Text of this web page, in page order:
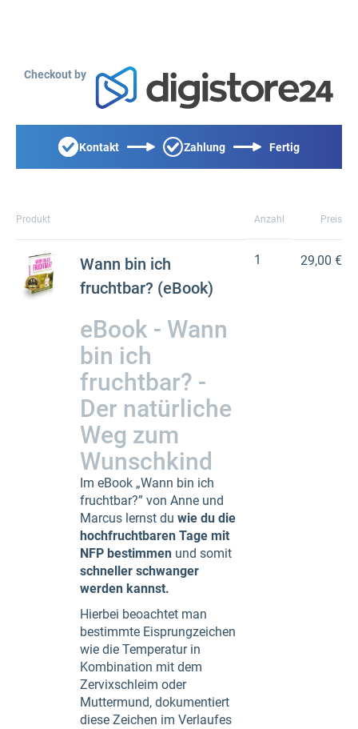
Checkout by
Kontakt Zahlung Fertig
Produkt Anzahl Preis
Wann bin ich
fruchtbar? (eBook)
eBook - Wann
bin ich
fruchtbar? -
Der natürliche
Weg zum
Wunschkind
Im eBook „Wann bin ich
fruchtbar?” von Anne und
Marcus lernst du wie du die
hochfruchtbaren Tage mit
NFP bestimmen und somit
schneller schwanger
werden kannst.
Hierbei beoachtet man
bestimmte Eisprungzeichen
wie die Temperatur in
Kombination mit dem
Zervixschleim oder
Muttermund, dokumentiert
diese Zeichen im Verlaufes
1 29,00 €